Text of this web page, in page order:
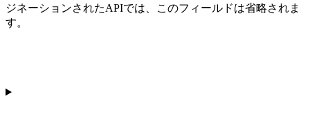
ジネーションされたAPIでは、このフィールドは省略されま
す。